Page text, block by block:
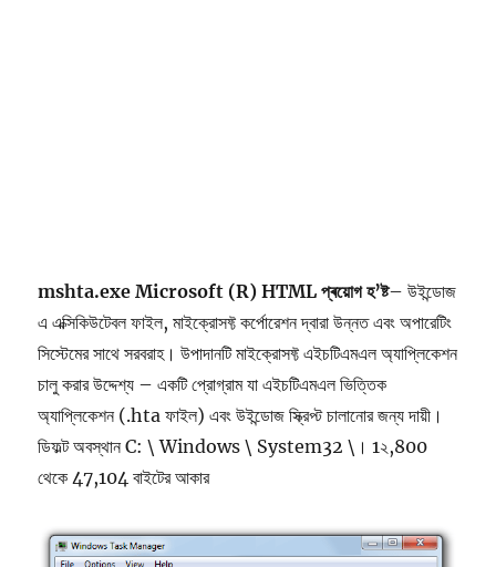
mshta.exe Microsoft (R) HTML প্ৰয়োগ হ’ষ্ট– উইন্ডোজ
এ এক্সিকিউটেবল ফাইল, মাইক্রোসফ্ট কর্পোরেশন দ্বারা উন্নত এবং অপারেটিং
সিস্টেমের সাথে সরবরাহ। উপাদানটি মাইক্রোসফ্ট এইচটিএমএল অ্যাপ্লিকেশন
চালু করার উদ্দেশ্য – একটি প্রোগ্রাম যা এইচটিএমএল ভিত্তিক
অ্যাপ্লিকেশন (.hta ফাইল) এবং উইন্ডোজ স্ক্রিপ্ট চালানোর জন্য দায়ী।
ডিফল্ট অবস্থান C: \ Windows \ System32 \। 1২,800
থেকে 47,104 বাইটের আকার